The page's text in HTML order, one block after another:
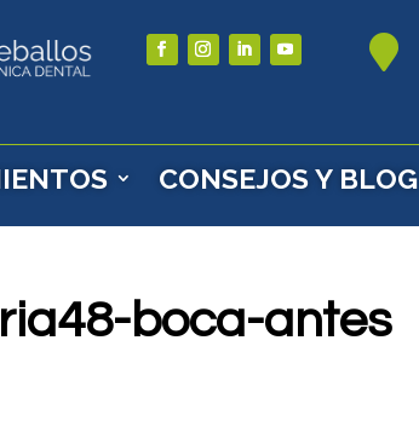

CONSEJOS Y BLOG
boca-antes